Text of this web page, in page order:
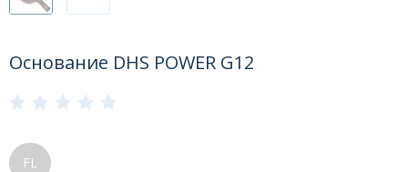
Основание DHS POWER G12
FL